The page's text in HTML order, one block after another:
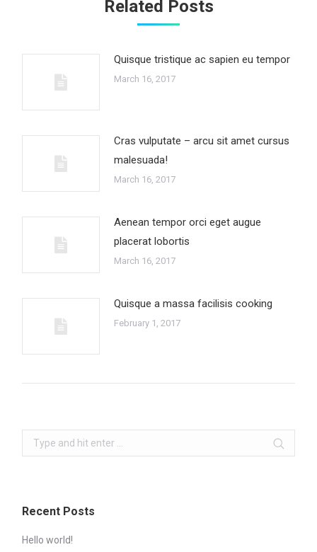
Related Posts
Quisque tristique ac sapien eu tempor
March 16, 2017
Cras vulputate – arcu sit amet cursus
malesuada!
March 16, 2017
Aenean tempor orci eget augue
placerat lobortis
March 16, 2017
Quisque a massa facilisis cooking
February 1, 2017
Search:
Recent Posts
Hello world!